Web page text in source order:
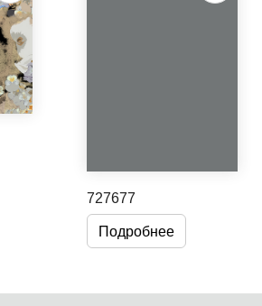
727677
Подробнее